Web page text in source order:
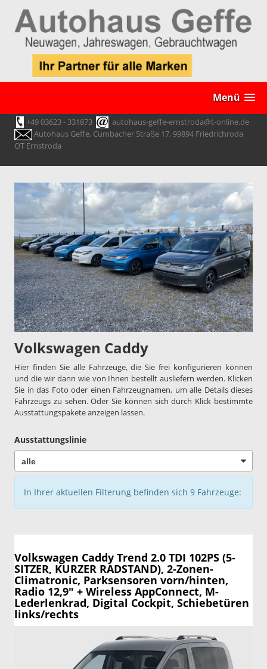
Menü
+49 03623 - 331873
autohaus-geffe-ernstroda@t-online.de
Autohaus Geffe, Cumbacher Straße 17, 99894 Friedrichroda
OT Ernstroda
Volkswagen Caddy
Hier finden Sie alle Fahrzeuge, die Sie frei konfigurieren können
und die wir dann wie von Ihnen bestellt ausliefern werden. Klicken
Sie in das Foto oder einen Fahrzeugnamen, um alle Details dieses
Fahrzeugs zu sehen. Oder Sie können sich durch Klick bestimmte
Ausstattungspakete anzeigen lassen.
Ausstattungslinie
In Ihrer aktuellen Filterung befinden sich 9 Fahrzeuge:
Volkswagen Caddy Trend 2.0 TDI 102PS (5-
SITZER, KURZER RADSTAND), 2-Zonen-
Climatronic, Parksensoren vorn/hinten,
Radio 12,9" + Wireless AppConnect, M-
Lederlenkrad, Digital Cockpit, Schiebetüren
links/rechts